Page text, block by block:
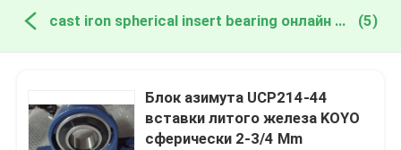
cast iron spherical insert bearing онлайн производство (5)
Блок азимута UCP214-44
вставки литого железа KOYO
сферически 2-3/4 Mm